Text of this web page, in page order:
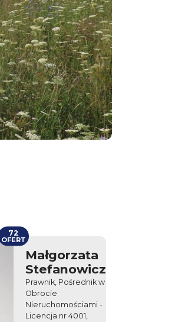
Małgorzata
Stefanowicz
Prawnik, Pośrednik w
Obrocie
Nieruchomościami -
Licencja nr 4001,
72
OFERT